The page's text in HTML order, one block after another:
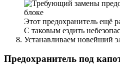
Этот предохранитель ещё
С таковым ездить
Устанавливаем новейший
Предохранитель под